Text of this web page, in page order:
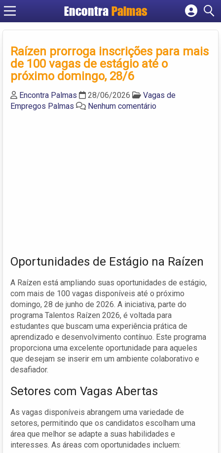
Encontra Palmas
Cadastrar empresa
Criar conta
Raízen prorroga inscrições para mais
de 100 vagas de estágio até o
próximo domingo, 28/6
Encontra Palmas 28/06/2026
Vagas de
Empregos Palmas
Nenhum comentário
Oportunidades de Estágio na Raízen
A Raízen está ampliando suas oportunidades de estágio,
com mais de 100 vagas disponíveis até o próximo
domingo, 28 de junho de 2026. A iniciativa, parte do
programa Talentos Raízen 2026, é voltada para
estudantes que buscam uma experiência prática de
aprendizado e desenvolvimento contínuo. Este programa
proporciona uma excelente oportunidade para aqueles
que desejam se inserir em um ambiente colaborativo e
desafiador.
Setores com Vagas Abertas
As vagas disponíveis abrangem uma variedade de
setores, permitindo que os candidatos escolham uma
área que melhor se adapte a suas habilidades e
interesses. As áreas com oportunidades incluem: